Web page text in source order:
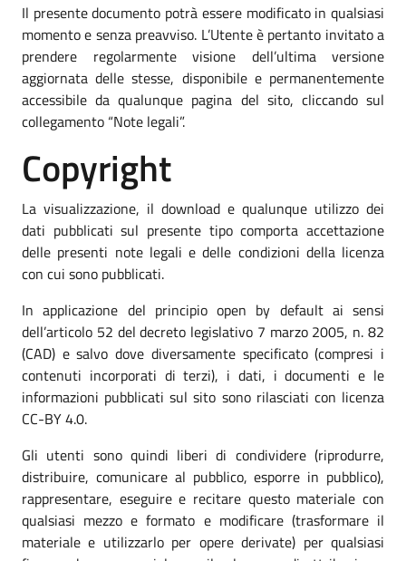
Il presente documento potrà essere modificato in qualsiasi
momento e senza preavviso. L’Utente è pertanto invitato a
prendere regolarmente visione dell’ultima versione
aggiornata delle stesse, disponibile e permanentemente
accessibile da qualunque pagina del sito, cliccando sul
collegamento “Note legali”.
Copyright
La visualizzazione, il download e qualunque utilizzo dei
dati pubblicati sul presente tipo comporta accettazione
delle presenti note legali e delle condizioni della licenza
con cui sono pubblicati.
In applicazione del principio open by default ai sensi
dell’articolo 52 del decreto legislativo 7 marzo 2005, n. 82
(CAD) e salvo dove diversamente specificato (compresi i
contenuti incorporati di terzi), i dati, i documenti e le
informazioni pubblicati sul sito sono rilasciati con licenza
CC-BY 4.0.
Gli utenti sono quindi liberi di condividere (riprodurre,
distribuire, comunicare al pubblico, esporre in pubblico),
rappresentare, eseguire e recitare questo materiale con
qualsiasi mezzo e formato e modificare (trasformare il
materiale e utilizzarlo per opere derivate) per qualsiasi